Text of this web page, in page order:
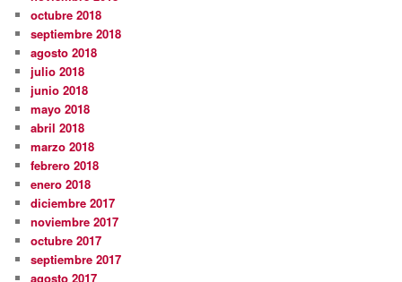
octubre 2018
septiembre 2018
agosto 2018
julio 2018
junio 2018
mayo 2018
abril 2018
marzo 2018
febrero 2018
enero 2018
diciembre 2017
noviembre 2017
octubre 2017
septiembre 2017
agosto 2017